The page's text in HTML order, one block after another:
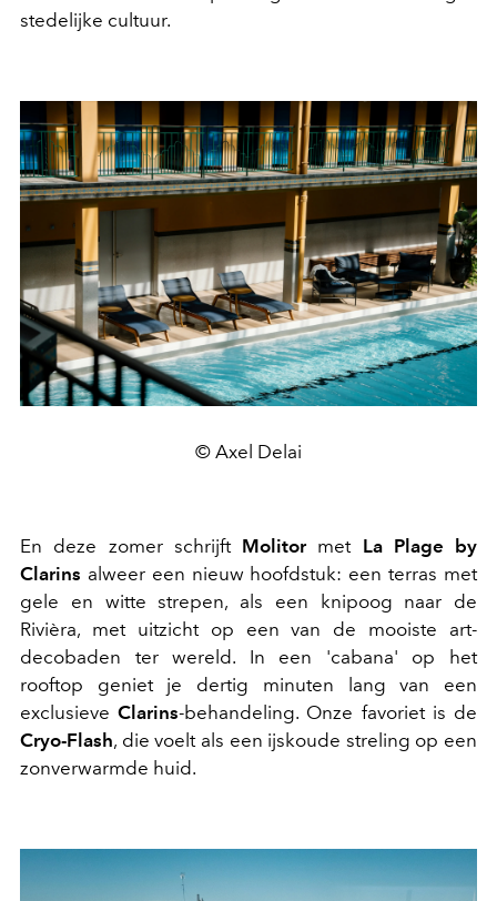
stedelijke cultuur.
© Axel Delai
En deze zomer schrijft Molitormet La Plage by
Clarins alweer een nieuw hoofdstuk: een terras met
gele en witte strepen, als een knipoog naar de
Rivièra, met uitzicht op een van de mooiste art-
decobaden ter wereld. In een 'cabana' op het
rooftop geniet je dertig minuten lang van een
exclusieve Clarins-behandeling. Onze favoriet is de
Cryo-Flash, die voelt als een ijskoude streling op een
zonverwarmde huid.